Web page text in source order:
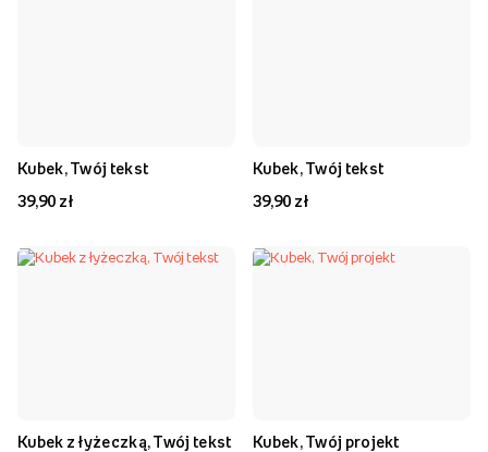
Kubek, Twój tekst
39,90 zł
Kubek, Twój tekst
39,90 zł
Kubek z łyżeczką, Twój tekst Kubek, Twój projekt